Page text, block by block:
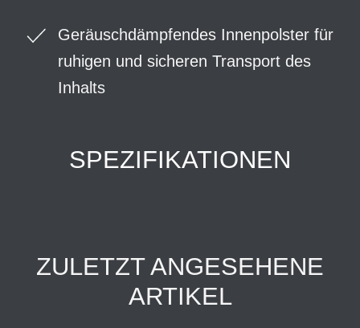
Geräuschdämpfendes Innenpolster für
ruhigen und sicheren Transport des
Inhalts
SPEZIFIKATIONEN
ZULETZT ANGESEHENE
ARTIKEL